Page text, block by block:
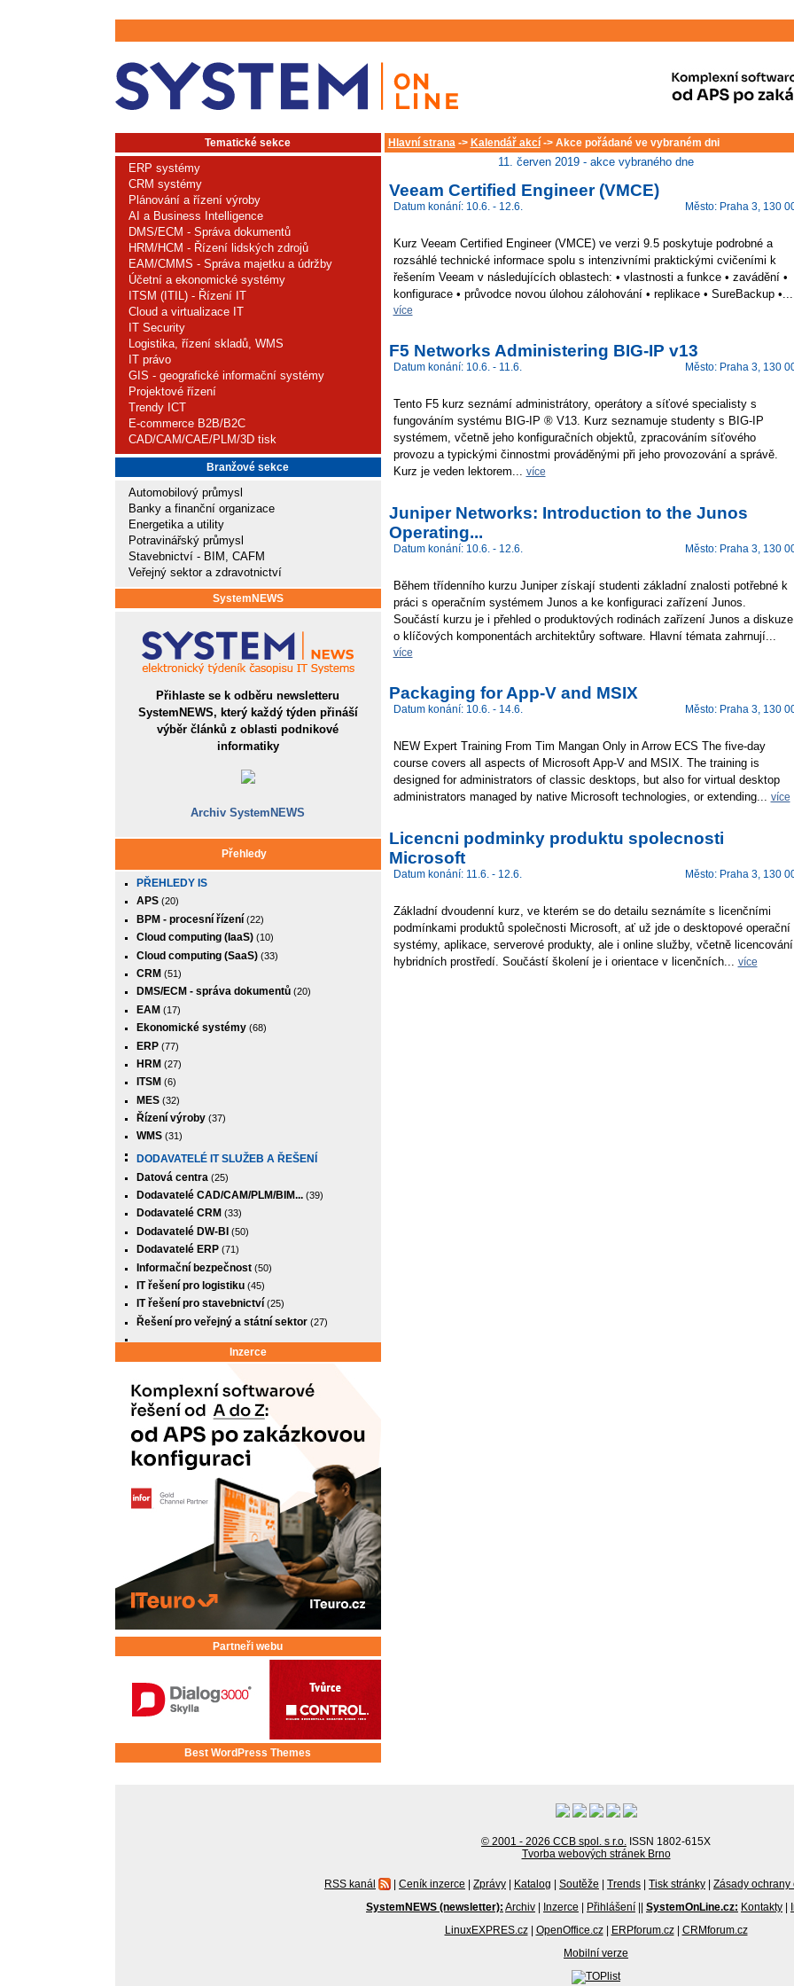
Tematické sekce
ERP systémy
CRM systémy
Plánování a řízení výroby
AI a Business Intelligence
DMS/ECM - Správa dokumentů
HRM/HCM - Řízení lidských zdrojů
EAM/CMMS - Správa majetku a údržby
Účetní a ekonomické systémy
ITSM (ITIL) - Řízení IT
Cloud a virtualizace IT
IT Security
Logistika, řízení skladů, WMS
IT právo
GIS - geografické informační systémy
Projektové řízení
Trendy ICT
E-commerce B2B/B2C
CAD/CAM/CAE/PLM/3D tisk
Branžové sekce
Automobilový průmysl
Banky a finanční organizace
Energetika a utility
Potravinářský průmysl
Stavebnictví - BIM, CAFM
Veřejný sektor a zdravotnictví
SystemNEWS
Přihlaste se k odběru newsletteru
SystemNEWS, který každý týden přináší
výběr článků z oblasti podnikové
informatiky
Archiv SystemNEWS
Přehledy
PŘEHLEDY IS
APS(20)
BPM - procesní řízení(22)
Cloud computing (IaaS)(10)
Cloud computing (SaaS)(33)
CRM (51)
DMS/ECM - správa dokumentů(20)
EAM (17)
Ekonomické systémy(68)
ERP(77)
HRM (27)
ITSM (6)
MES(32)
Řízení výroby(37)
WMS(31)
DODAVATELÉ IT SLUŽEB A ŘEŠENÍ
Datová centra (25)
Dodavatelé CAD/CAM/PLM/BIM...(39)
Dodavatelé CRM (33)
Dodavatelé DW-BI (50)
Dodavatelé ERP(71)
Informační bezpečnost(50)
IT řešení pro logistiku(45)
IT řešení pro stavebnictví(25)
Řešení pro veřejný a státní sektor(27)
Inzerce
Partneři webu
Best WordPress Themes
Hlavní strana-> Kalendář akcí-> Akce pořádané ve vybraném dni
11. červen 2019 - akce vybraného dne
Veeam Certified Engineer (VMCE)
Datum konání: 10.6. - 12.6. Město: Praha 3, 130
Kurz Veeam Certified Engineer (VMCE) ve verzi 9.5 poskytuje podrobné a
rozsáhlé technické informace spolu s intenzivními praktickými cvičeními k
řešením Veeam v následujících oblastech: • vlastnosti a funkce • zavádění •
konfigurace • průvodce novou úlohou zálohování • replikace • SureBackup •...
více
F5 Networks Administering BIG-IP v13
Datum konání: 10.6. - 11.6. Město: Praha 3, 130
Tento F5 kurz seznámí administrátory, operátory a síťové specialisty s
fungováním systému BIG-IP ® V13. Kurz seznamuje studenty s BIG-IP
systémem, včetně jeho konfiguračních objektů, zpracováním síťového
provozu a typickými činnostmi prováděnými při jeho provozování a správě.
Kurz je veden lektorem... více
Juniper Networks: Introduction to the Junos
Operating...
Datum konání: 10.6. - 12.6. Město: Praha 3, 130
Během třídenního kurzu Juniper získají studenti základní znalosti potřebné k
práci s operačním systémem Junos a ke konfiguraci zařízení Junos.
Součástí kurzu je i přehled o produktových rodinách zařízení Junos a diskuze
o klíčových komponentách architektůry software. Hlavní témata zahrnují...
více
Packaging for App-V and MSIX
Datum konání: 10.6. - 14.6. Město: Praha 3, 130
NEW Expert Training From Tim Mangan Only in Arrow ECS The five-day
course covers all aspects of Microsoft App-V and MSIX. The training is
designed for administrators of classic desktops, but also for virtual desktop
administrators managed by native Microsoft technologies, or extending... více
Licencni podminky produktu spolecnosti
Microsoft
Datum konání: 11.6. - 12.6. Město: Praha 3, 130
Základní dvoudenní kurz, ve kterém se do detailu seznámíte s licenčními
podmínkami produktů společnosti Microsoft, ať už jde o desktopové operační
systémy, aplikace, serverové produkty, ale i online služby, včetně licencování
hybridních prostředí. Součástí školení je i orientace v licenčních... více
© 2001 - 2026 CCB spol. s r.o. ISSN 1802-615X
Tvorba webových stránek Brno
RSS kanál | Ceník inzerce | Zprávy | Katalog | Soutěže | Trends | Tisk stránky | Zásady
SystemNEWS (newsletter): Archiv | Inzerce | Přihlášení || SystemOnLine.cz: Kontakty |
LinuxEXPRES.cz | OpenOffice.cz | ERPforum.cz | CRMforum.cz
Mobilní verze